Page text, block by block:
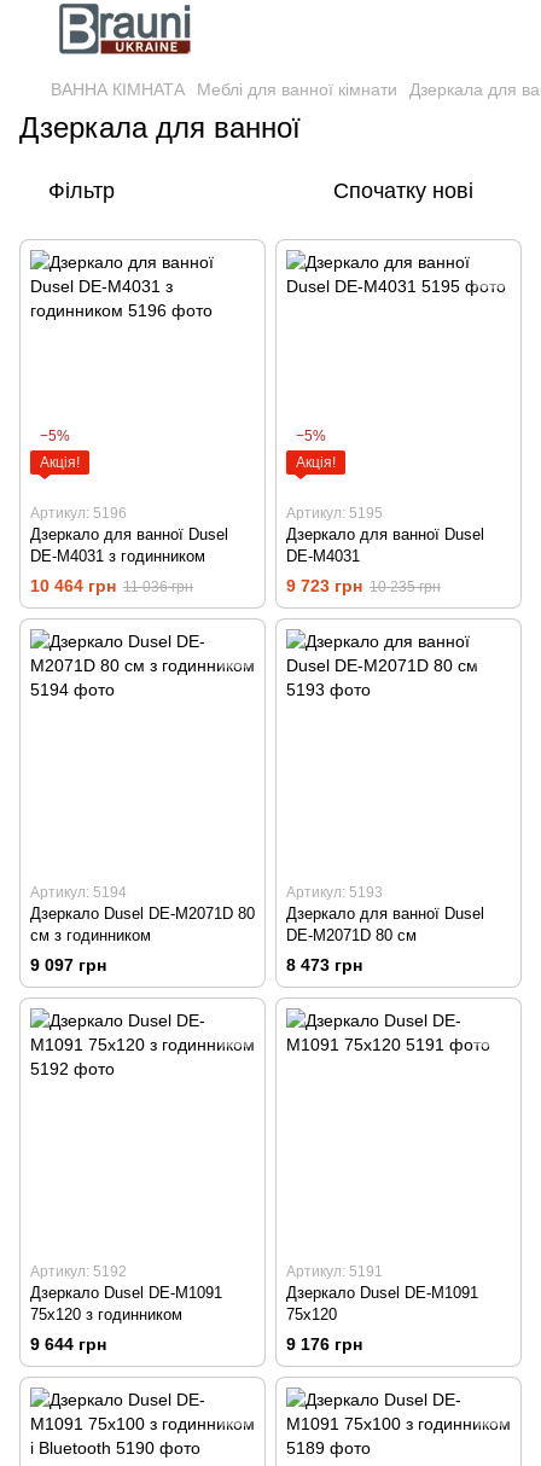
ВАННА КІМНАТА Меблі для ванної кімнати Дзеркала для
Дзеркала для ванної
Фільтр Спочатку нові
−5%
Акція!
Артикул: 5196
Дзеркало для ванної Dusel
DE-M4031 з годинником
10 464 грн 11 036 грн
−5%
Акція!
Артикул: 5195
Дзеркало для ванної Dusel
DE-M4031
9 723 грн 10 235 грн
Артикул: 5194
Дзеркало Dusel DE-M2071D 80
см з годинником
9 097 грн
Артикул: 5193
Дзеркало для ванної Dusel
DE-M2071D 80 см
8 473 грн
Артикул: 5192
Дзеркало Dusel DE-M1091
75x120 з годинником
9 644 грн
Артикул: 5191
Дзеркало Dusel DE-M1091
75x120
9 176 грн